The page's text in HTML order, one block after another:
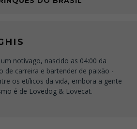
notívago, nascido as 04:00 da
de carreira e bartender de paixão -
os etílicos da vida, embora a gente
é de Lovedog & Lovecat.